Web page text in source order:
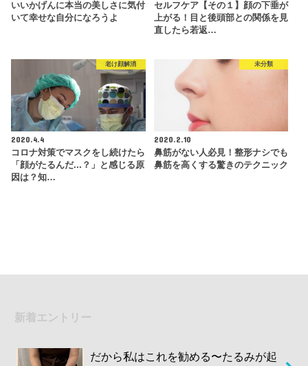
いいかげんに本当の美しさに気付
いて幸せな自分になろうよ
セルフケア【その１】顔の下垂が
上がる！目と後頭部との関係を見
直したら若返…
老け顔解消
2020.4.4
コロナ対策でマスクをし続けたら
「顔がたるんだ...？」と感じる原
因は？知…
未分類
2020.2.10
鼻筋がない人必見！整形ナシでも
鼻筋を高くする驚きのテクニック
新着エントリー
だから私はこれを勧める〜たるみが起